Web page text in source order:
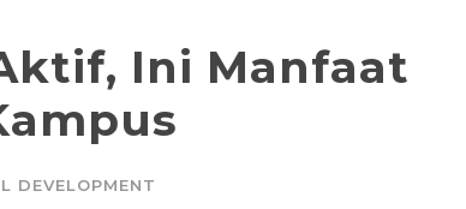
Ini Manfaat
DEVELOPMENT